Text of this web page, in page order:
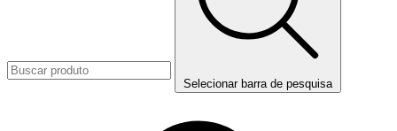
Selecionar barra de pesquisa